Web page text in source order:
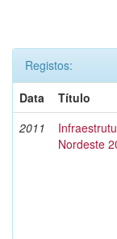
Registos:
Data
Título
2011
Nordeste